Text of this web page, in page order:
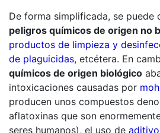
De forma simplificada, se puede
peligros químicos de origen no
productos de limpieza y
de plaguicidas, etcétera. En
químicos de origen biológico
intoxicaciones causadas por
producen unos compuestos
aflatoxinas que son
seres humanos), el uso de